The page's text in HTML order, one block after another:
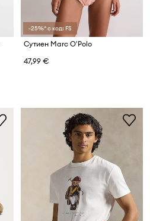
-25%* с код: FS
Сутиен Marc O'Polo
47,99 €